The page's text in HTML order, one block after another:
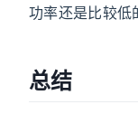
功率还是比较低
总结